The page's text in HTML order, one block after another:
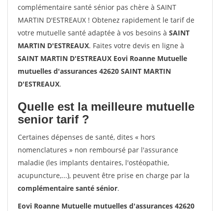
complémentaire santé sénior pas chère à SAINT
MARTIN D'ESTREAUX ! Obtenez rapidement le tarif de
votre mutuelle santé adaptée à vos besoins à SAINT
MARTIN D'ESTREAUX. Faites votre devis en ligne à
SAINT MARTIN D'ESTREAUX Eovi Roanne Mutuelle
mutuelles d'assurances 42620 SAINT MARTIN
D'ESTREAUX.
Quelle est la meilleure mutuelle
senior tarif ?
Certaines dépenses de santé, dites « hors
nomenclatures » non remboursé par l'assurance
maladie (les implants dentaires, l'ostéopathie,
acupuncture,...), peuvent être prise en charge par la
complémentaire santé sénior.
Eovi Roanne Mutuelle mutuelles d'assurances 42620